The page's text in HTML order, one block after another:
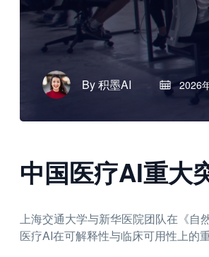
By积墨AI 2026
中国医疗AI重大
上海交通大学与新华医院团队在《自
医疗AI在可解释性与临床可用性上的重